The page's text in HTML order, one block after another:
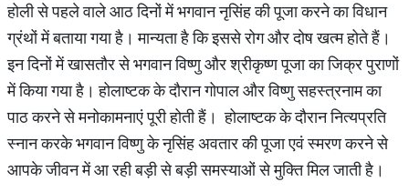
होली से पहले वाले आठ दिनों में भगवान नृसिंह की पूजा करने का विधान
ग्रंथों में बताया गया है। मान्यता है कि इससे रोग और दोष खत्म होते हैं।
इन दिनों में खासतौर से भगवान विष्णु और श्रीकृष्ण पूजा का जिक्र पुराणों
में किया गया है। होलाष्टक के दौरान गोपाल और विष्णु सहस्त्रनाम का
पाठ करने से मनोकामनाएं पूरी होती हैं। होलाष्टक के दौरान नित्यप्रति
स्नान करके भगवान विष्णु के नृसिंह अवतार की पूजा एवं स्मरण करने से
आपके जीवन में आ रही बड़ी से बड़ी समस्याओं से मुक्ति मिल जाती है।